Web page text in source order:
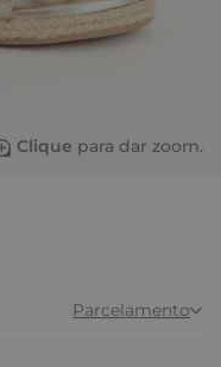
Clique para dar zoom.
Parcelamento